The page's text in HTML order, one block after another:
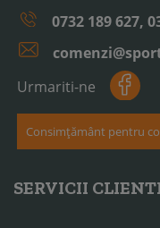
0732 189 627,
Urmariti-ne
Consimțământ pentru
SERVICII